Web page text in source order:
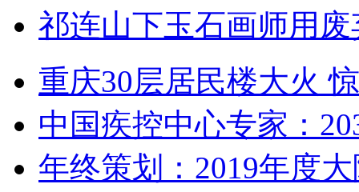
祁连山下玉石画师用
重庆30层居民楼大火
中国疾控中心专家：
年终策划：2019年度